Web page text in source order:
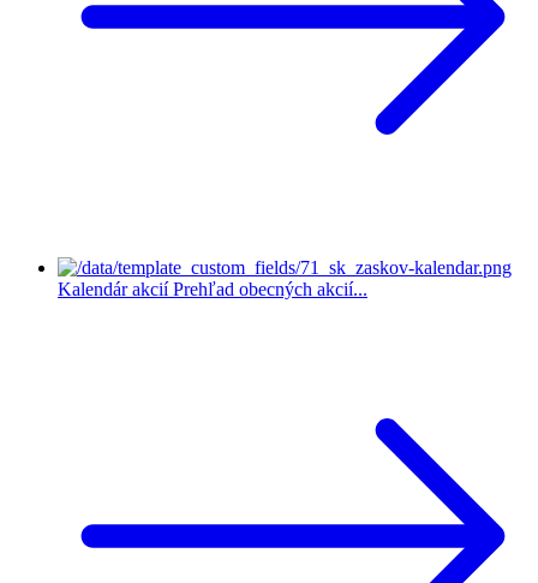
Kalendár akcií Prehľad obecných akcií...